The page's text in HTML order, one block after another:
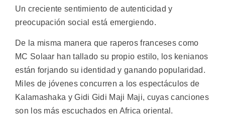
Un creciente sentimiento de autenticidad y
preocupación social está emergiendo.
De la misma manera que raperos franceses como
MC Solaar han tallado su propio estilo, los kenianos
están forjando su identidad y ganando popularidad.
Miles de jóvenes concurren a los espectáculos de
Kalamashaka y Gidi Gidi Maji Maji, cuyas canciones
son los más escuchados en Africa oriental.